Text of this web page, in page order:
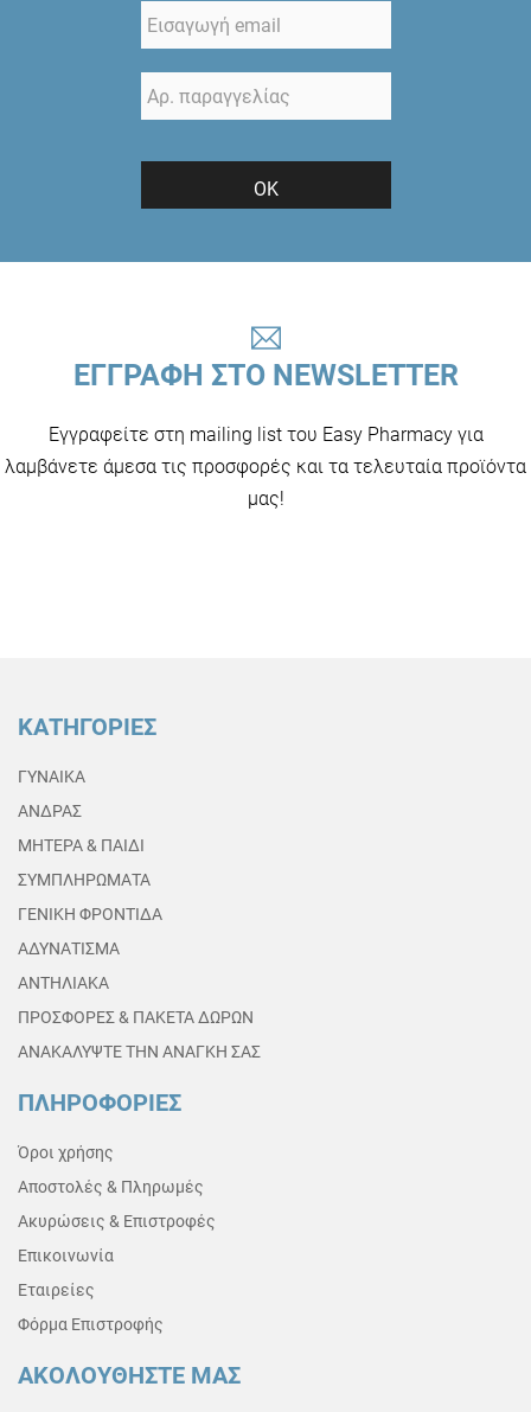
ΟΚ
ΕΓΓΡΑΦΗ ΣΤΟ NEWSLETTER
Εγγραφείτε στη mailing list του Easy Pharmacy για
λαμβάνετε άμεσα τις προσφορές και τα τελευταία προϊόντα
μας!
ΚΑΤΗΓΟΡΙΕΣ
ΓΥΝΑΙΚΑ
ΑΝΔΡΑΣ
ΜΗΤΕΡΑ & ΠΑΙΔΙ
ΣΥΜΠΛΗΡΩΜΑΤΑ
ΓΕΝΙΚΗ ΦΡΟΝΤΙΔΑ
ΑΔΥΝΑΤΙΣΜΑ
ΑΝΤΗΛΙΑΚΑ
ΠΡΟΣΦΟΡΕΣ & ΠΑΚΕΤΑ ΔΩΡΩΝ
ΑΝΑΚΑΛΥΨΤΕ ΤΗΝ ΑΝΑΓΚΗ ΣΑΣ
ΠΛΗΡΟΦΟΡΙΕΣ
Όροι χρήσης
Αποστολές & Πληρωμές
Ακυρώσεις & Επιστροφές
Επικοινωνία
Εταιρείες
Φόρμα Επιστροφής
ΑΚΟΛΟΥΘΗΣΤΕ ΜΑΣ